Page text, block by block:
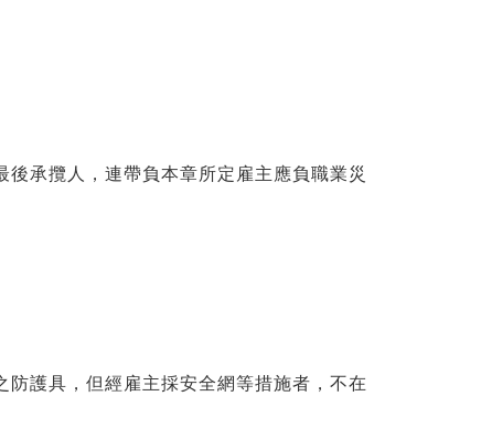
承攬人，連帶負本章所定雇主應負職業災
護具，但經雇主採安全網等措施者，不在